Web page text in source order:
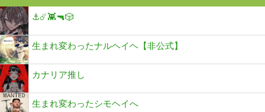
⚓️☄️👾🔫🎲
生まれ変わったナルヘイヘ【非公式】
カナリア推し
生まれ変わったシモヘイへ